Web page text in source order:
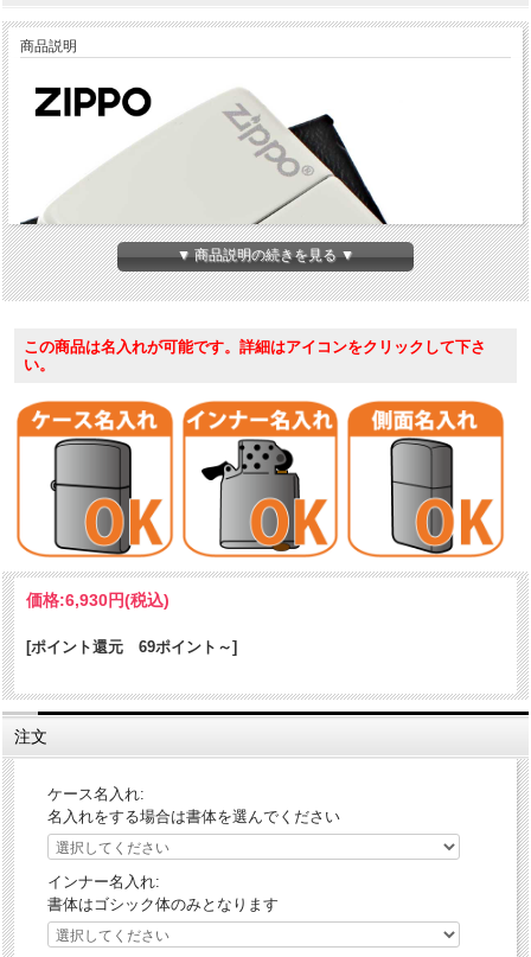
商品説明
シンプルで飽きないマットカラーのZippo達。お気に入りの色とフラミ
ンゴの彫刻加工の組み合わせであなただけのオリジナルを。指紋や傷
加工表面処理：全面マット塗装
▼ 商品説明の続きを見る ▼
この商品は名入れが可能です。詳細はアイコンをクリックして下さ
い。
価格:6,930円(税込)
[ポイント還元 69ポイント～]
注文
ケース名入れ:
名入れをする場合は書体を選んでください
インナー名入れ:
書体はゴシック体のみとなります